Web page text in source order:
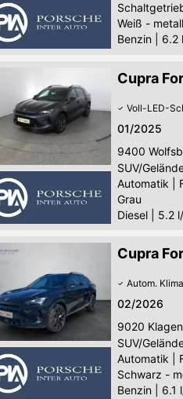
Weiß -
Benzin
6.2
Cupra
Voll-LED-
01/2025
9400
SUV/
Automatik
Grau
Diesel
5.2
Cupra
Autom.
02/2026
9020
SUV/
Automatik
Schwarz -
Benzin
6.1